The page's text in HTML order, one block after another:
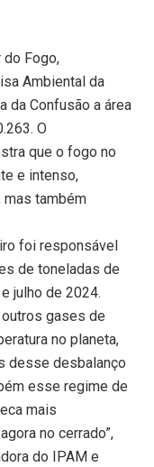
Fogo,
Ambiental da
da Confusão a área
O
que o fogo no
e intenso,
mas também
foi responsável
de toneladas de
julho de 2024.
outros gases de
no planeta,
desse desbalanço
esse regime de
mais
no cerrado”,
do IPAM e